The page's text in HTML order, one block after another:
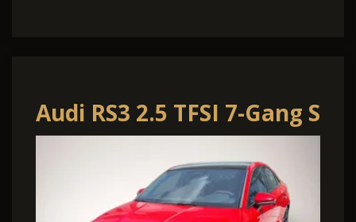
Audi RS3 2.5 TFSI 7-Gang S
tronic